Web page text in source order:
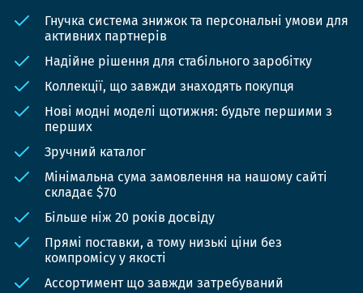
Гнучка система знижок та персональні умови для
активних партнерів
Надійне рішення для стабільного заробітку
Коллекції, що завжди знаходять покупця
Нові модні моделі щотижня: будьте першими з
перших
Зручний каталог
Мінімальна сума замовлення на нашому сайті
складає $70
Більше ніж 20 років досвіду
Прямі поставки, а тому низькі ціни без
компромісу у якості
Ассортимент що завжди затребуваний